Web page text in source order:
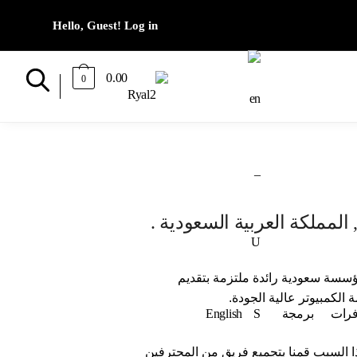
برمجة English
0.00
0
العربية السعودية .
في عام 2001 ، وهي مؤسسة سعودية رائدة ملتزمة بتقديم
عالية الجودة.
السبب قمنا بتجميع فريق من المحترفين